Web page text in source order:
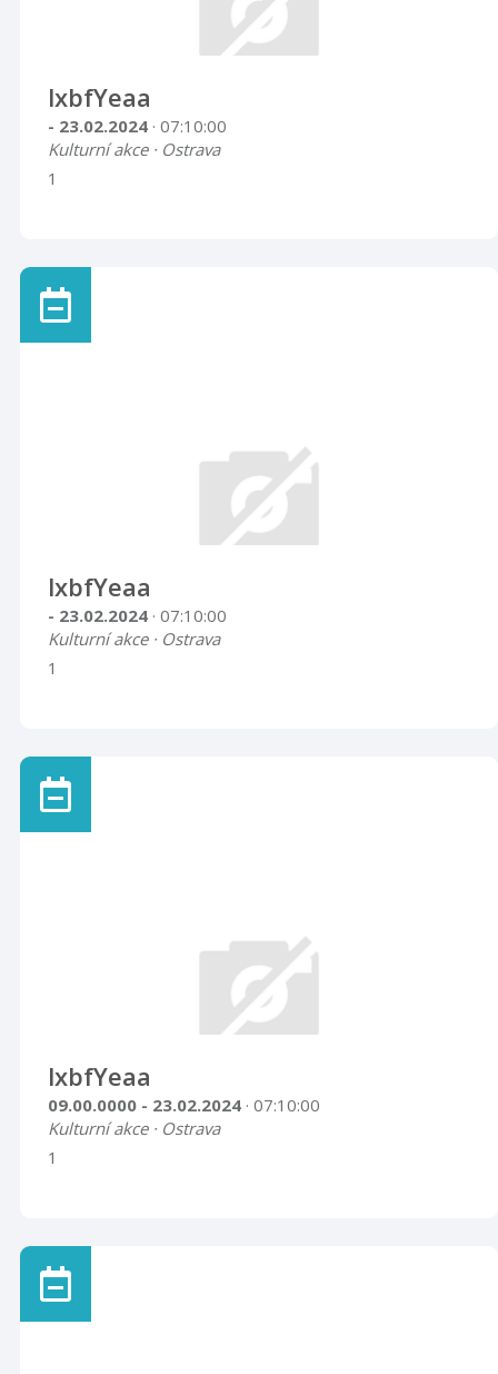
lxbfYeaa
- 23.02.2024 · 07:10:00
Kulturní akce · Ostrava
1
lxbfYeaa
- 23.02.2024 · 07:10:00
Kulturní akce · Ostrava
1
lxbfYeaa
09.00.0000 - 23.02.2024 · 07:10:00
Kulturní akce · Ostrava
1